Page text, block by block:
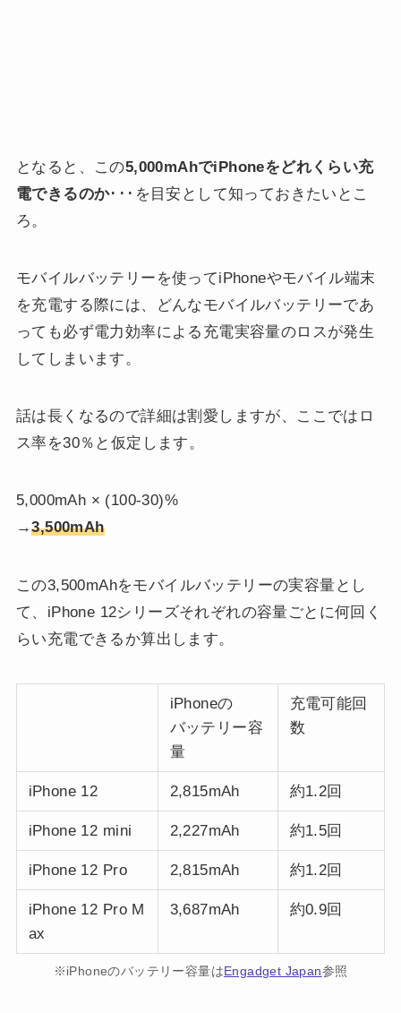
となると、この5,000mAhでiPhoneをどれくらい充
電できるのか･･･を目安として知っておきたいとこ
ろ。
モバイルバッテリーを使ってiPhoneやモバイル端末
を充電する際には、どんなモバイルバッテリーであ
っても必ず電力効率による充電実容量のロスが発生
してしまいます。
話は長くなるので詳細は割愛しますが、ここではロ
ス率を30％と仮定します。
5,000mAh × (100-30)%
→3,500mAh
この3,500mAhをモバイルバッテリーの実容量とし
て、iPhone 12シリーズそれぞれの容量ごとに何回く
らい充電できるか算出します。
iPhoneの
バッテリー容
量
充電可能回
数
iPhone 12 2,815mAh 約1.2回
iPhone 12 mini 2,227mAh 約1.5回
iPhone 12 Pro 2,815mAh 約1.2回
iPhone 12 Pro M
ax
3,687mAh 約0.9回
※iPhoneのバッテリー容量は Engadget Japan参照